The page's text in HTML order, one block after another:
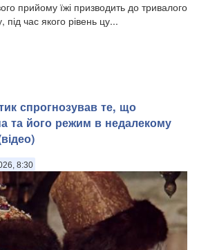
прийому їжі призводить до тривалого
під час якого рівень цу...
спрогнозував те, що
та його режим в недалекому
8:30